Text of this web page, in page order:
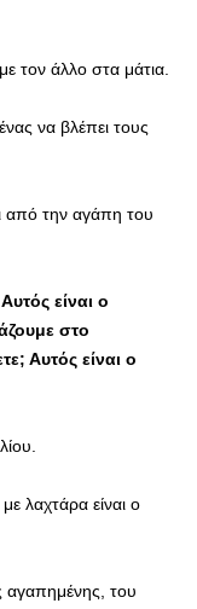
τον άλλο στα μάτια.
να βλέπει τους
από την αγάπη του
είναι ο
στο
Αυτός είναι ο
λαχτάρα είναι ο
αγαπημένης, του